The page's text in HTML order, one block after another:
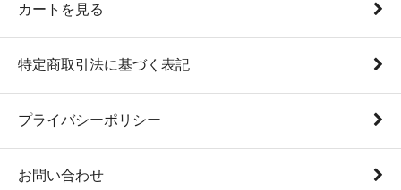
カートを見る
特定商取引法に基づく表記
プライバシーポリシー
お問い合わせ